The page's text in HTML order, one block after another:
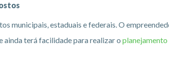
municipais, estaduais e federais. O
ainda terá facilidade para realizar o